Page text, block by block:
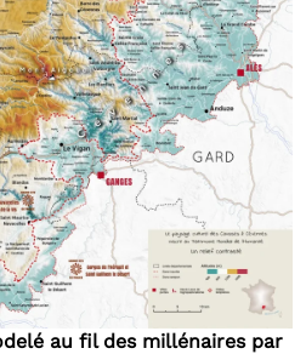
au fil des millénaires par